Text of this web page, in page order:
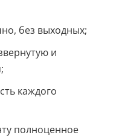
без выходных;
и
каждого
полноценное